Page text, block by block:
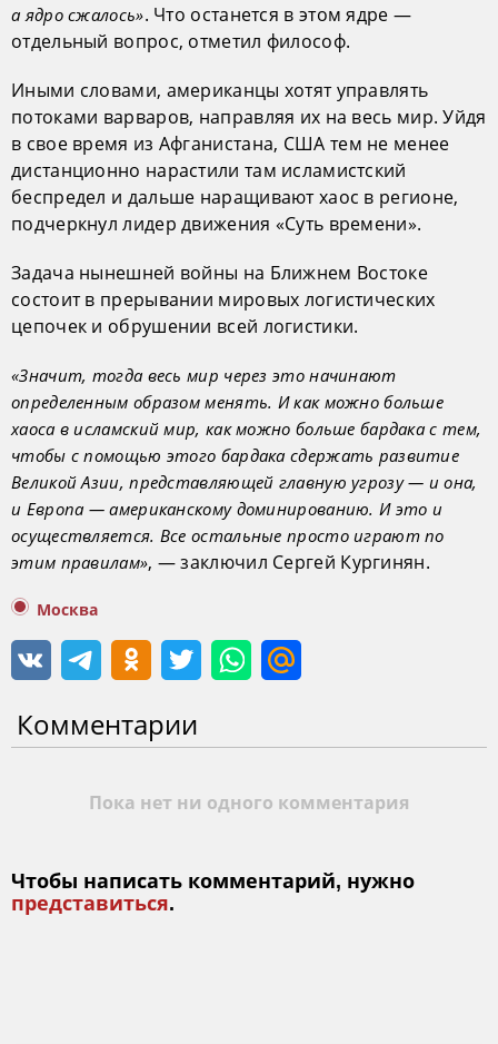
а ядро сжалось». Что останется в этом ядре —
отдельный вопрос, отметил философ.
Иными словами, американцы хотят управлять
потоками варваров, направляя их на весь мир. Уйдя
в свое время из Афганистана, США тем не менее
дистанционно нарастили там исламистский
беспредел и дальше наращивают хаос в регионе,
подчеркнул лидер движения «Суть времени».
Задача нынешней войны на Ближнем Востоке
состоит в прерывании мировых логистических
цепочек и обрушении всей логистики.
«Значит, тогда весь мир через это начинают
определенным образом менять. И как можно больше
хаоса в исламский мир, как можно больше бардака с тем,
чтобы с помощью этого бардака сдержать развитие
Великой Азии, представляющей главную угрозу — и она,
и Европа — американскому доминированию. И это и
осуществляется. Все остальные просто играют по
этим правилам», — заключил Сергей Кургинян.
Москва
Комментарии
Пока нет ни одного комментария
Чтобы написать комментарий, нужно
представиться.